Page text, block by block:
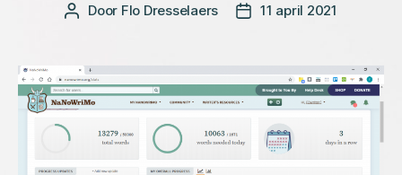
Bericht
Door Flo Dresselaers Berichtdatum
11 april 2021